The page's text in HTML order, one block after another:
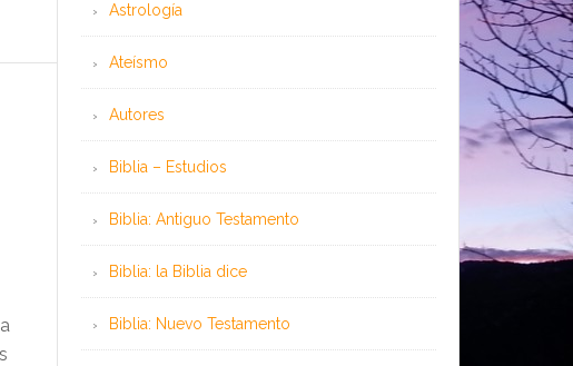
Astrología
Ateísmo
Autores
Biblia – Estudios
Biblia: Antiguo Testamento
Biblia: la Biblia dice
Biblia: Nuevo Testamento